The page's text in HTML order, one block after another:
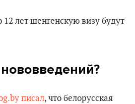
12 лет шенгенскую визу будут
писал, что белорусская